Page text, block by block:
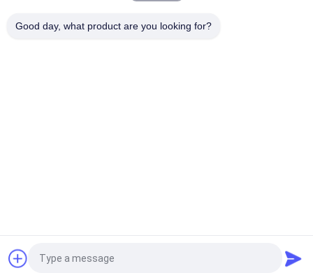
Catégories populaires
Demandez un devis
Good day, what product are you looking for?